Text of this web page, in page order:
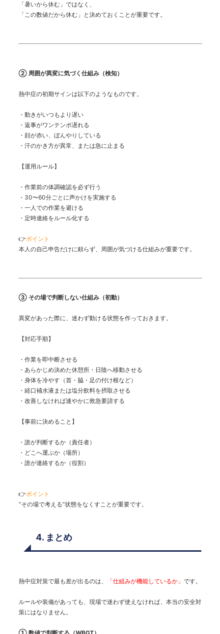
「暑いから休む」ではなく、
「この数値だから休む」と決めておくことが重要です。
② 周囲が異変に気づく仕組み（検知）
熱中症の初期サインは以下のようなものです。
・動きがいつもより遅い
・返事がワンテンポ遅れる
・顔が赤い、ぼんやりしている
・汗のかき方が異常、または急に止まる
【運用ルール】
・作業前の体調確認を必ず行う
・30〜60分ごとに声かけを実施する
・一人での作業を避ける
・定時連絡をルール化する
👉ポイント
本人の自己申告だけに頼らず、周囲が気づける仕組みが重要です。
③ その場で判断しない仕組み（初動）
異変があった際に、迷わず動ける状態を作っておきます。
【対応手順】
・作業を即中断させる
・あらかじめ決めた休憩所・日陰へ移動させる
・身体を冷やす（首・脇・足の付け根など）
・経口補水液または塩分飲料を摂取させる
・改善しなければ速やかに救急要請する
【事前に決めること】
・誰が判断するか（責任者）
・どこへ運ぶか（場所）
・誰が連絡するか（役割）
👉ポイント
“その場で考える”状態をなくすことが重要です。
4. まとめ
熱中症対策で最も差が出るのは、 「仕組みが機能しているか」 です。
ルールや装備があっても、現場で迷わず使えなければ、本当の安全対
策にはなりません。